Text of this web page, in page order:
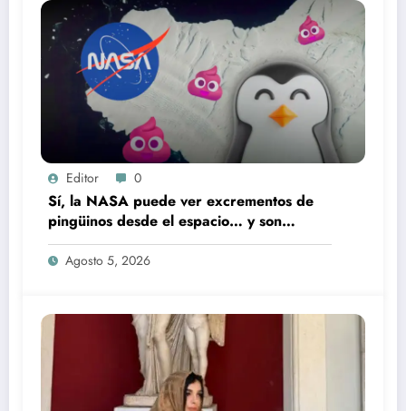
Editor 0
Sí, la NASA puede ver excrementos de
pingüinos desde el espacio… y son
rosados
Agosto 5, 2026